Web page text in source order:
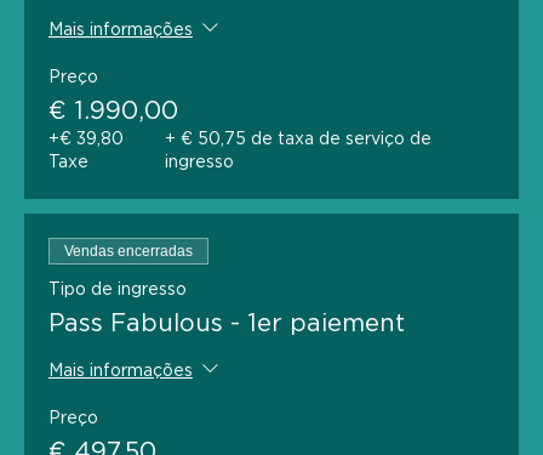
Mais informações
Preço
€ 1.990,00
+€ 39,80
Taxe
+ € 50,75 de taxa de serviço de
ingresso
Vendas encerradas
Tipo de ingresso
Pass Fabulous - 1er paiement
Mais informações
Preço